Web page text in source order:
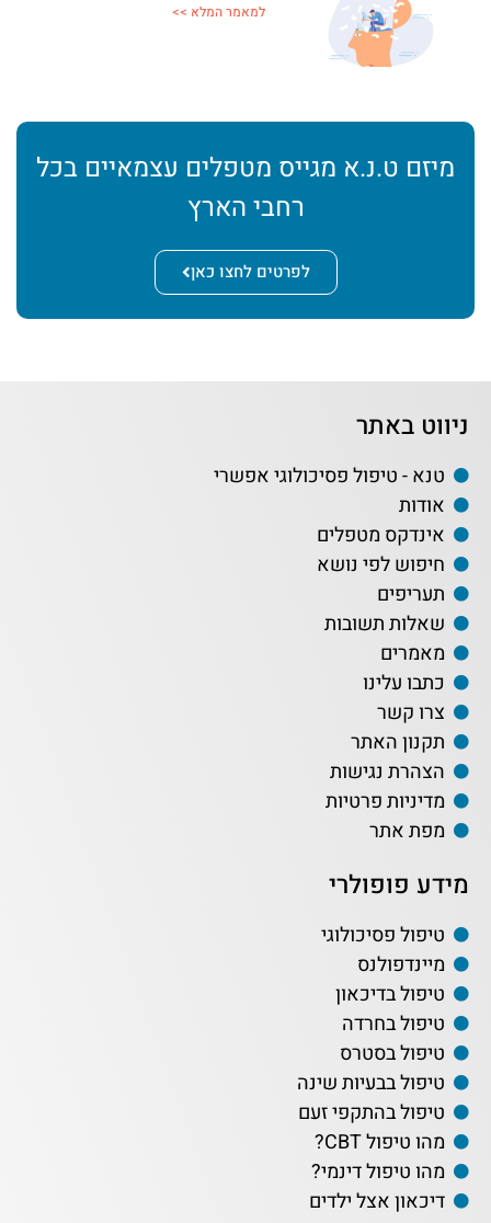
למאמר המלא >>
מיזם ט.נ.א מגייס מטפלים עצמאיים בכל
רחבי הארץ
לפרטים לחצו כאן
ניווט באתר
טנא - טיפול פסיכולוגי אפשרי
אודות
אינדקס מטפלים
חיפוש לפי נושא
תעריפים
שאלות תשובות
מאמרים
כתבו עלינו
צרו קשר
תקנון האתר
הצהרת נגישות
מדיניות פרטיות
מפת אתר
מידע פופולרי
טיפול פסיכולוגי
מיינדפולנס
טיפול בדיכאון
טיפול בחרדה
טיפול בסטרס
טיפול בבעיות שינה
טיפול בהתקפי זעם
מהו טיפול CBT?
מהו טיפול דינמי?
דיכאון אצל ילדים